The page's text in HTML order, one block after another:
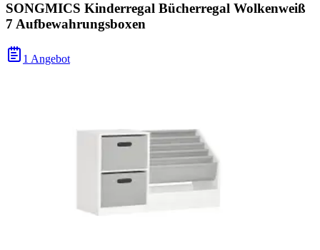
SONGMICS Kinderregal Bücherregal Wolkenweiß
7 Aufbewahrungsboxen
1 Angebot